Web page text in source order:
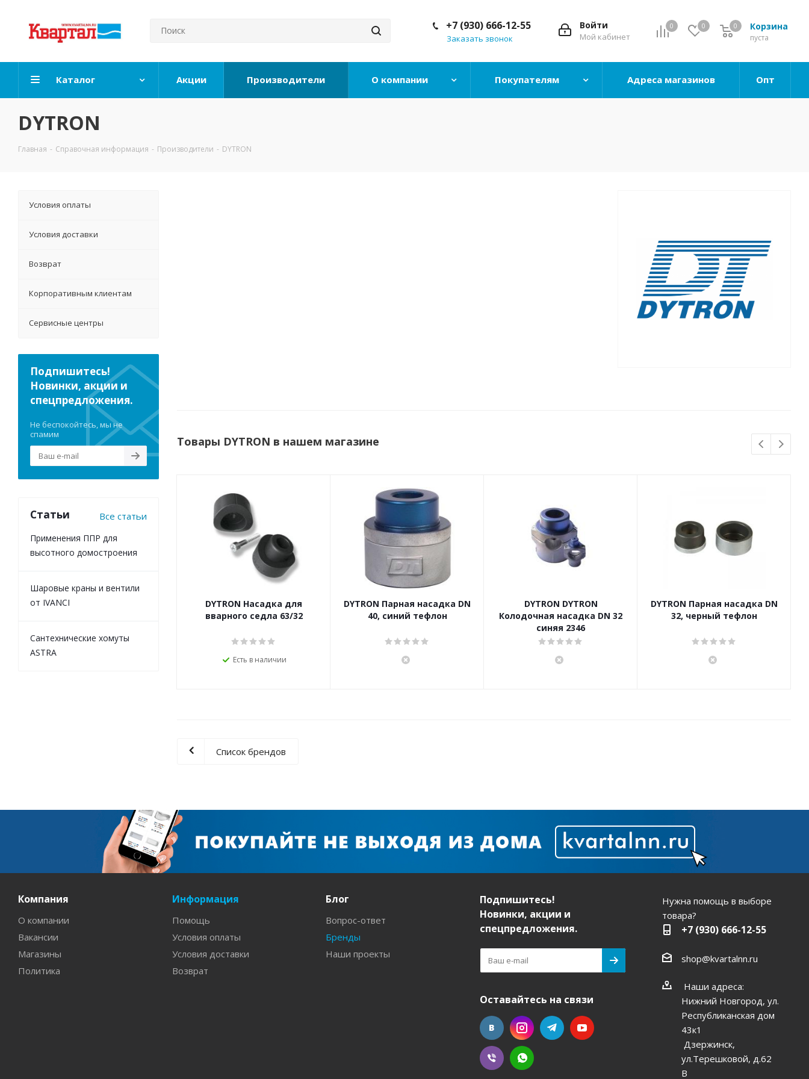
0 0 Корзина
0
пуста
0
Войти
Мой кабинет
+7 (930) 666-12-55
Заказать звонок
Каталог Акции Производители О компании Покупателям Адреса магазинов Опт
DYTRON
Главная - Справочная информация - Производители - DYTRON
Товары DYTRON в нашем магазине
DYTRON Насадка для
вварного седла 63/32
Есть в наличии
DYTRON Парная насадка DN
40, синий тефлон
DYTRON DYTRON
Колодочная насадка DN 32
синяя 2346
DYTRON Парная насадка DN
32, черный тефлон
Список брендов
Условия оплаты
Условия доставки
Возврат
Корпоративным клиентам
Сервисные центры
Подпишитесь!
Новинки, акции и
спецпредложения.
Не беспокойтесь, мы не
спамим
Статьи Все статьи
Применения ППР для
высотного домостроения
Шаровые краны и вентили
от IVANCI
Сантехнические хомуты
ASTRA
Компания
О компании
Вакансии
Магазины
Политика
Информация
Помощь
Условия оплаты
Условия доставки
Возврат
Блог
Вопрос-ответ
Бренды
Наши проекты
Подпишитесь!
Новинки, акции и
спецпредложения.
Оставайтесь на связи
Нужна помощь в выборе
товара?
+7 (930) 666-12-55
shop@kvartalnn.ru
Наши адреса:
Нижний Новгород, ул.
Республиканская дом
43к1
Дзержинск,
ул.Терешковой, д.62
В